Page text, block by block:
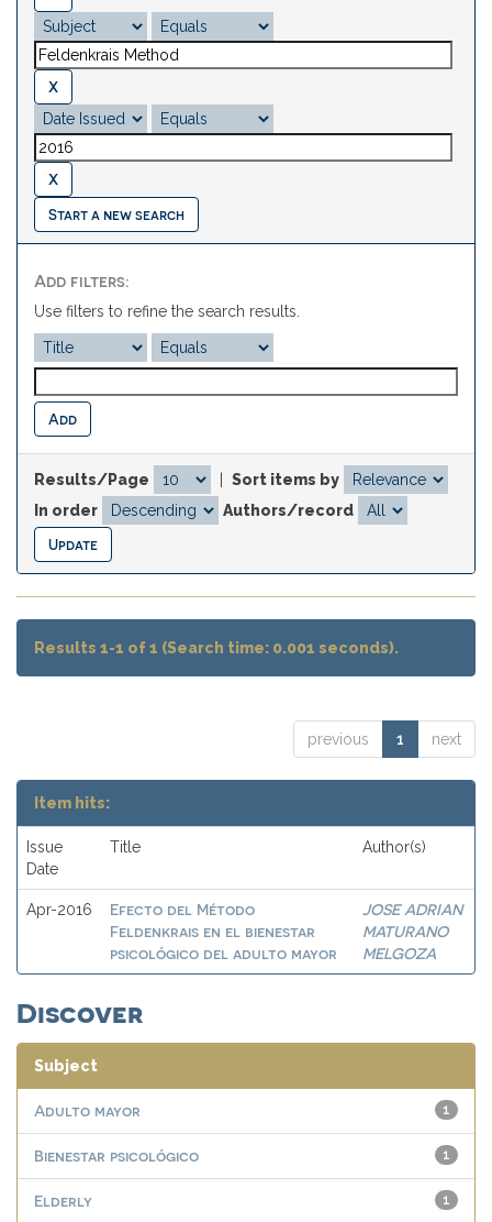
Start a new search
Add filters:
Use filters to refine the search results.
Results/Page
Sort items by
In order
Authors/record
Results 1-1 of 1 (Search time: 0.001 seconds).
previous 1 next
Item hits:
Issue
Date
Title Author(s)
Apr-2016
Efecto del Método
Feldenkrais en el bienestar
psicológico del adulto mayor
JOSE ADRIAN
MATURANO
MELGOZA
Discover
Subject
1
Adulto mayor
1
Bienestar psicológico
1
Elderly